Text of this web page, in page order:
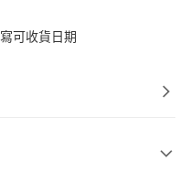
可收貨日期